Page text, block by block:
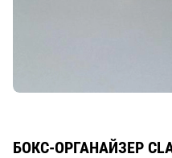
БОКС-ОРГАНАЙЗЕР